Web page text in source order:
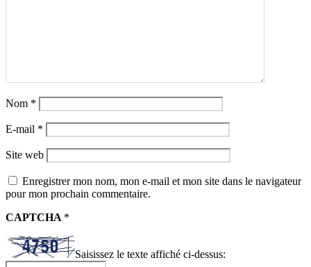
Nom *
E-mail *
Site web
Enregistrer mon nom, mon e-mail et mon site dans le navigateur
pour mon prochain commentaire.
CAPTCHA *
Saisissez le texte affiché ci-dessus: